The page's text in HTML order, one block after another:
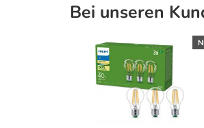
Bei unseren